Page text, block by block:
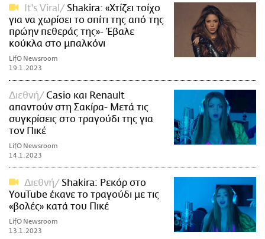
It's Viral
Shakira: «Χτίζει τοίχο
για να χωρίσει το σπίτι της από της
πρώην πεθεράς της»- Έβαλε
κούκλα στο μπαλκόνι
LifO Newsroom
19.1.2023
Διεθνή
Casio και Renault
απαντούν στη Σακίρα- Μετά τις
συγκρίσεις στο τραγούδι της για
τον Πικέ
LifO Newsroom
14.1.2023
Διεθνή
Shakira: Ρεκόρ στο
YouTube έκανε το τραγούδι με τις
«βολές» κατά του Πικέ
LifO Newsroom
13.1.2023